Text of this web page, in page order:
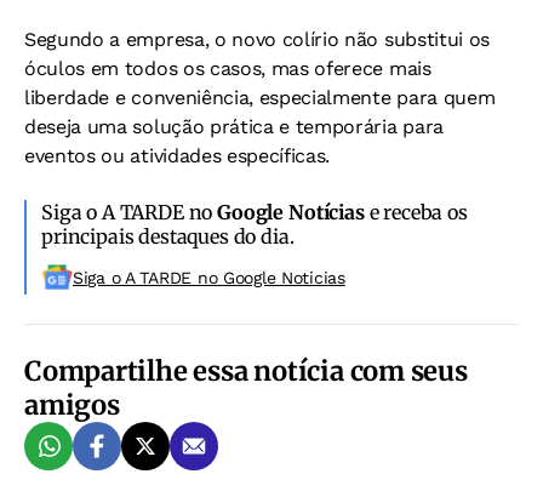
Segundo a empresa, o novo colírio não substitui os
óculos em todos os casos, mas oferece mais
liberdade e conveniência, especialmente para quem
deseja uma solução prática e temporária para
eventos ou atividades específicas.
Siga o A TARDE noGoogle Notíciase receba os
principais destaques do dia.
Siga o A TARDE no Google Noticias
Compartilhe essa notícia com seus
amigos